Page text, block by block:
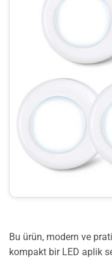
Bu ürün, modern ve
kompakt bir LED aplik